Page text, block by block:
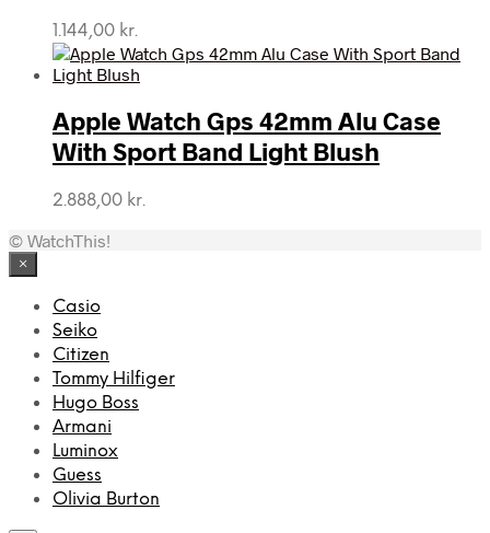
1.144,00 kr.
Apple Watch Gps 42mm Alu Case
With Sport Band Light Blush
2.888,00 kr.
© WatchThis!
×
Casio
Seiko
Citizen
Tommy Hilfiger
Hugo Boss
Armani
Luminox
Guess
Olivia Burton